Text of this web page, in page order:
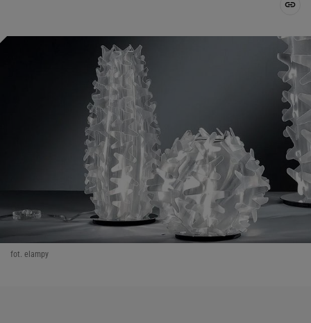
fot. elampy